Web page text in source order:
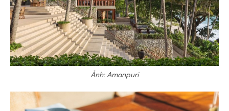
Ảnh: Amanpuri